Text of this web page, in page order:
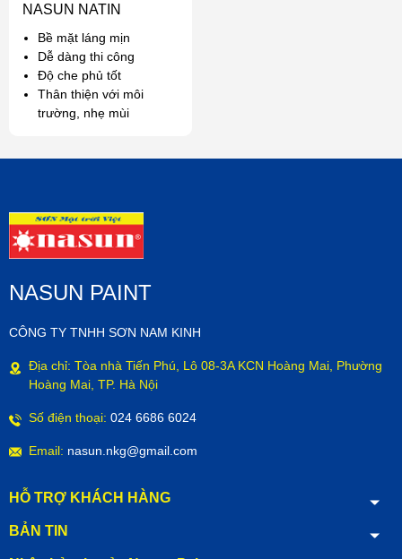
NASUN NATIN
Bề mặt láng mịn
Dễ dàng thi công
Độ che phủ tốt
Thân thiện với môi
trường, nhẹ mùi
NASUN PAINT
CÔNG TY TNHH SƠN NAM KINH
Địa chỉ: Tòa nhà Tiến Phú, Lô 08-3A KCN Hoàng Mai, Phường
Hoàng Mai, TP. Hà Nội
Số điện thoại: 024 6686 6024
Email: nasun.nkg@gmail.com
HỖ TRỢ KHÁCH HÀNG
BẢN TIN